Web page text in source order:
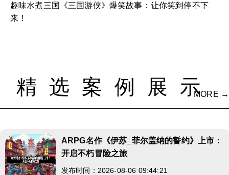
趣味水煮三国《三国游侠》爆笑故事：让你笑到停不下
来！
精选案例展示MORE →
ARPG名作《伊苏_菲尔盖纳的誓约》上市：
开启不朽冒险之旅
发布时间：2026-08-06 09:44:21